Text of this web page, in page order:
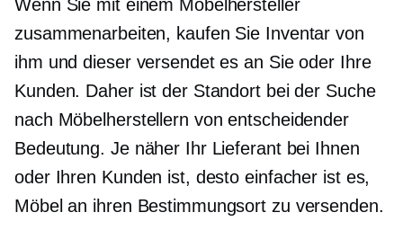
Wenn Sie mit einem Möbelhersteller
zusammenarbeiten, kaufen Sie Inventar von
ihm und dieser versendet es an Sie oder Ihre
Kunden. Daher ist der Standort bei der Suche
nach Möbelherstellern von entscheidender
Bedeutung. Je näher Ihr Lieferant bei Ihnen
oder Ihren Kunden ist, desto einfacher ist es,
Möbel an ihren Bestimmungsort zu versenden.